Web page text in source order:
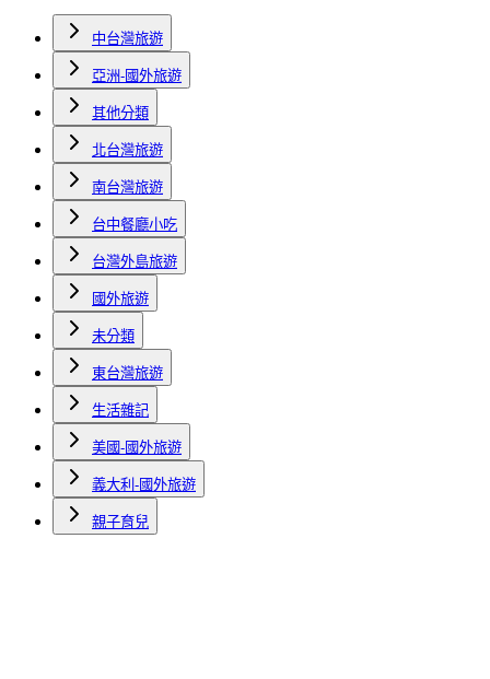
中台灣旅遊
亞洲-國外旅遊
其他分類
北台灣旅遊
南台灣旅遊
台中餐廳小吃
台灣外島旅遊
國外旅遊
未分類
東台灣旅遊
生活雜記
美國-國外旅遊
義大利-國外旅遊
親子育兒